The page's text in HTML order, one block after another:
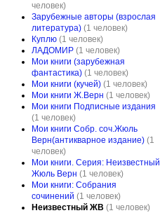
человек)
Зарубежные авторы (взрослая
литература) (1 человек)
Куплю (1 человек)
ЛАДОМИР (1 человек)
Мои книги (зарубежная
фантастика) (1 человек)
Мои книги (кучей) (1 человек)
Мои книги Ж.Верн (1 человек)
Мои книги Подписные издания
(1 человек)
Мои книги Собр. соч.Жюль
Верн(антикварное издание) (1
человек)
Мои книги. Серия: Неизвестный
Жюль Верн (1 человек)
Мои книги: Собрания
сочинений (1 человек)
Неизвестный ЖВ (1 человек)